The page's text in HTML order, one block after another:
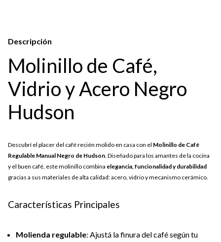
Descripción
Molinillo de Café,
Vidrio y Acero Negro
Hudson
Descubrí el placer del café recién molido en casa con el Molinillo de Café
Regulable Manual Negro de Hudson. Diseñado para los amantes de la cocina
y el buen café, este molinillo combina elegancia, funcionalidad y durabilidad
gracias a sus materiales de alta calidad: acero, vidrio y mecanismo cerámico.
Características Principales
Molienda regulable: Ajustá la finura del café según tu